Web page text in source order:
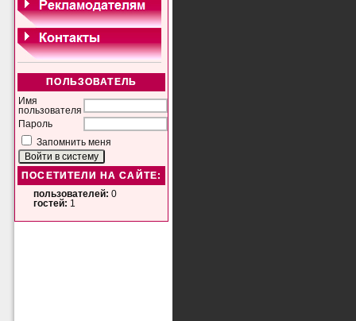
ПОЛЬЗОВАТЕЛЬ
Имя
пользователя
Пароль
Запомнить меня
ПОСЕТИТЕЛИ НА САЙТЕ:
пользователей: 0
гостей: 1